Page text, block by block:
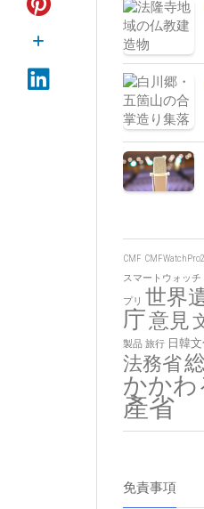
CMF CMFWatchPro2
スマートウォッチ
プリ 世界
庁意見
製品 旅行 日韓
法務省
かかわ
產省
免責事項